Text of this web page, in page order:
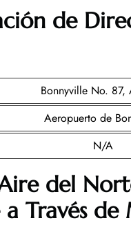
de
Bonnyville No. 87,
Aeropuerto de
N/A
del
Través de